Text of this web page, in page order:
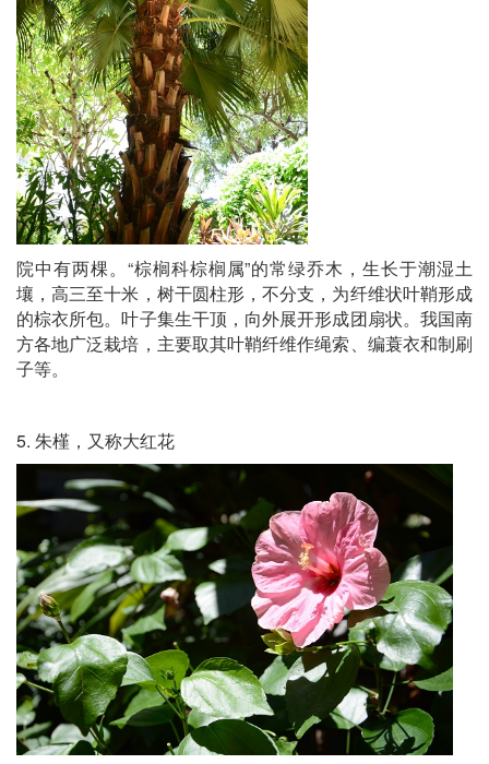
院中有两棵。“棕榈科棕榈属”的常绿乔木，生长于潮湿土
壤，高三至十米，树干圆柱形，不分支，为纤维状叶鞘形成
的棕衣所包。叶子集生干顶，向外展开形成团扇状。我国南
方各地广泛栽培，主要取其叶鞘纤维作绳索、编蓑衣和制刷
子等。
5. 朱槿，又称大红花